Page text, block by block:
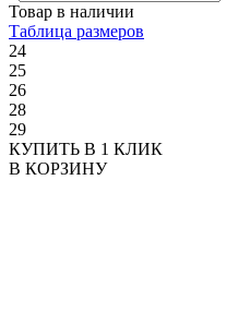
Товар в наличии
Таблица размеров
24
25
26
28
29
КУПИТЬ В 1 КЛИК
В КОРЗИНУ